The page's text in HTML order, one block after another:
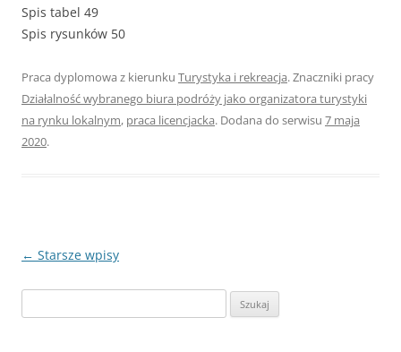
Spis tabel 49
Spis rysunków 50
Praca dyplomowa z kierunku Turystyka i rekreacja. Znaczniki pracy
Działalność wybranego biura podróży jako organizatora turystyki
na rynku lokalnym, praca licencjacka. Dodana do serwisu 7 maja
2020.
Nawigacja
← Starsze wpisy
z